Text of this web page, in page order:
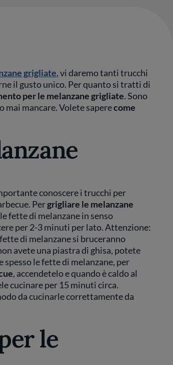
grigliate, vi daremo tanti trucchi
il gusto unico. Per quanto si tratti di
per le melanzane grigliate. Sono
mai mancare. Volete saperecome
conoscere i trucchi per
Pergrigliare le melanzane
fette di melanzane in senso
per 2-3 minuti per lato. Attenzione:
di melanzane si bruceranno
avete una piastra di ghisa, potete
spesso le fette di melanzane, per
, accendetelo e quando è caldo al
cucinare per 15 minuti circa.
da cucinarle correttamente da
le